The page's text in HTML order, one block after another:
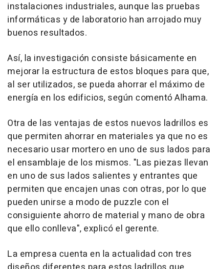
instalaciones industriales, aunque las pruebas
informáticas y de laboratorio han arrojado muy
buenos resultados.
Así, la investigación consiste básicamente en
mejorar la estructura de estos bloques para que,
al ser utilizados, se pueda ahorrar el máximo de
energía en los edificios, según comentó Alhama.
Otra de las ventajas de estos nuevos ladrillos es
que permiten ahorrar en materiales ya que no es
necesario usar mortero en uno de sus lados para
el ensamblaje de los mismos. "Las piezas llevan
en uno de sus lados salientes y entrantes que
permiten que encajen unas con otras, por lo que
pueden unirse a modo de puzzle con el
consiguiente ahorro de material y mano de obra
que ello conlleva", explicó el gerente.
La empresa cuenta en la actualidad con tres